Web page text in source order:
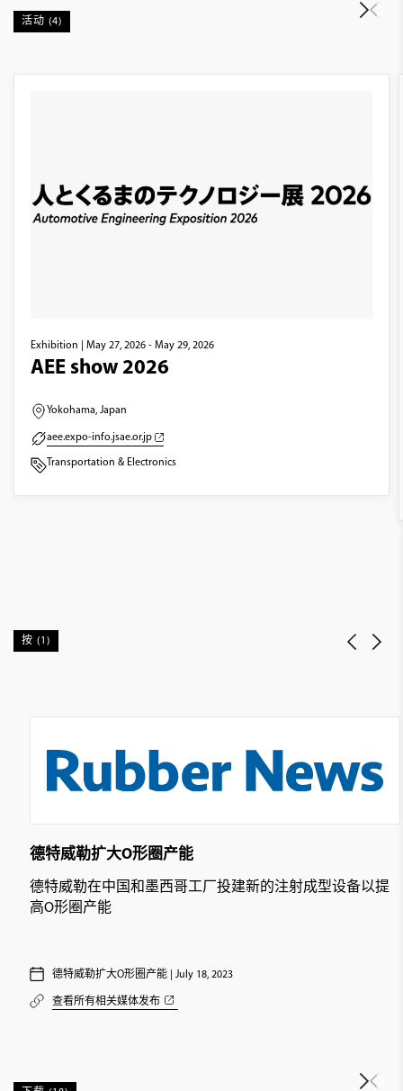
活动 (4)
Exhibition | May 27, 2026 - May 29, 2026
AEE show 2026
Yokohama, Japan
aee.expo-info.jsae.or.jp
Transportation & Electronics
按 (1)
德特威勒扩大O形圈产能
德特威勒在中国和墨西哥工厂投建新的注射成型设备以提
高O形圈产能
德特威勒扩大O形圈产能 | July 18, 2023
查看所有相关媒体发布